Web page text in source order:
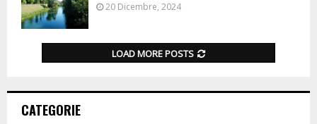
20 Dicembre, 2024
LOAD MORE POSTS
CATEGORIE